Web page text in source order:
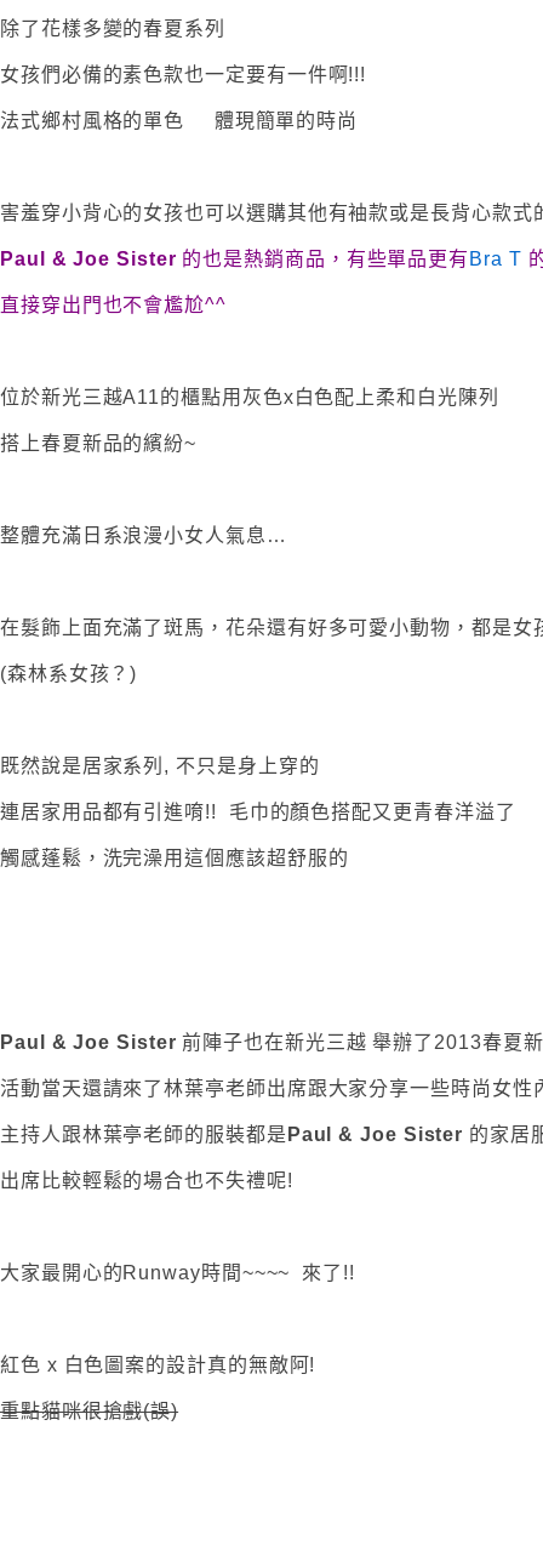
除了花樣多變的春夏系列
女孩們必備的素色款也一定要有一件啊!!!
法式鄉村風格的單色 體現簡單的時尚
害羞穿小背心的女孩也可以選購其他有袖款或是長背心款式
Paul & Joe Sister 的也是熱銷商品，有些單品更有 Bra T
直接穿出門也不會尷尬^^
位於新光三越A11的櫃點用灰色x白色配上柔和白光陳列
搭上春夏新品的繽紛~
整體充滿日系浪漫小女人氣息…
在髮飾上面充滿了斑馬，花朵還有好多可愛小動物，都是女
(森林系女孩？)
既然說是居家系列, 不只是身上穿的
連居家用品都有引進唷!! 毛巾的顏色搭配又更青春洋溢了
觸感蓬鬆，洗完澡用這個應該超舒服的
Paul & Joe Sister前陣子也在新光三越 舉辦了2013春夏
活動當天還請來了林葉亭老師出席跟大家分享一些時尚女性
主持人跟林葉亭老師的服裝都是 Paul & Joe Sister 的家居
出席比較輕鬆的場合也不失禮呢!
大家最開心的Runway時間~~~~ 來了!!
紅色 x 白色圖案的設計真的無敵阿!
重點貓咪很搶戲(誤)